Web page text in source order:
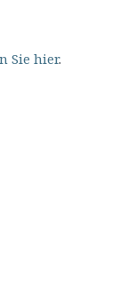
Sie hier.